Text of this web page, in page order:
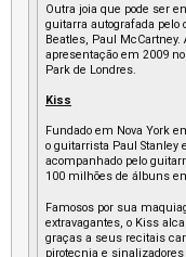
Outra joia que pode ser
guitarra autografada pelo
Beatles, Paul
apresentação em 2009
Park de Londres.
Kiss
Fundado em Nova York
o guitarrista Paul Stanley
acompanhado pelo
100 milhões de álbuns
Famosos por sua
extravagantes, o Kiss
graças a seus recitais
pirotecnia e